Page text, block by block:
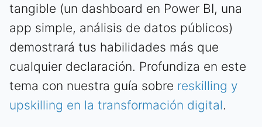
tangible (un dashboard en Power BI, una
app simple, análisis de datos públicos)
demostrará tus habilidades más que
cualquier declaración. Profundiza en este
tema con nuestra guía sobre reskilling y
upskilling en la transformación digital.